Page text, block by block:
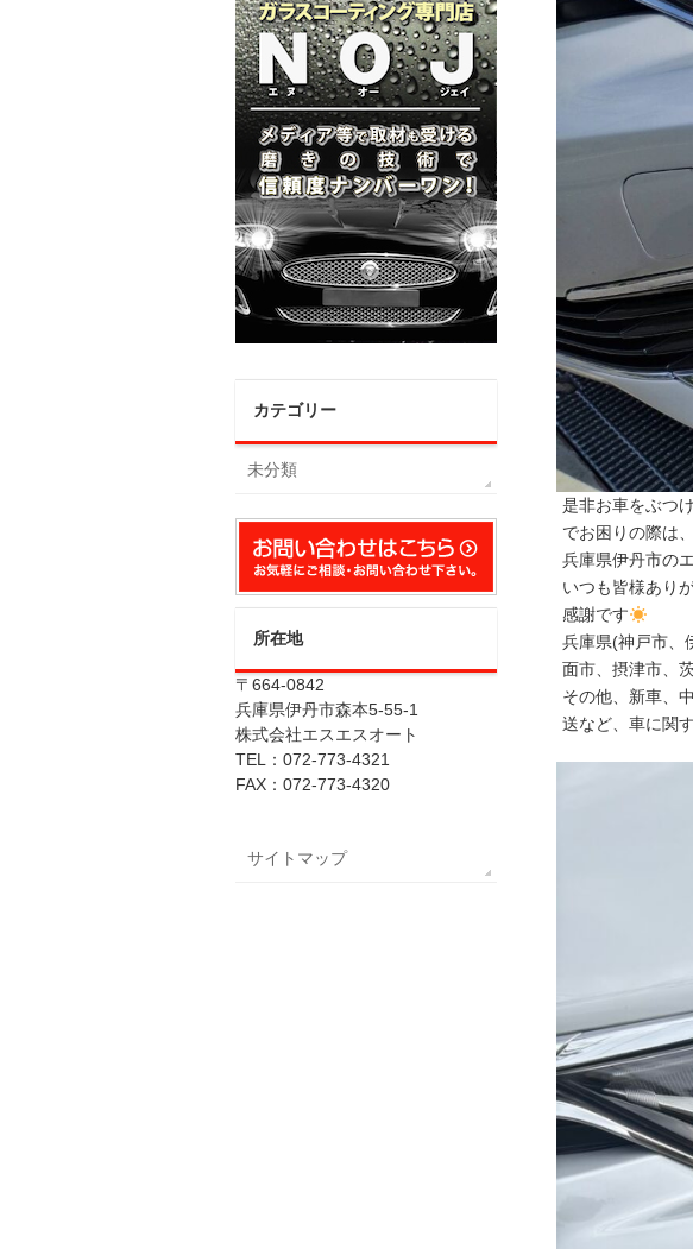
是非お車をぶつ
でお困りの際は、
兵庫県伊丹市の
いつも皆様あり
感謝です
兵庫県(神戸市、
面市、摂津市、
その他、新車、
送など、車に関
カテゴリー
未分類
所在地
〒664-0842
兵庫県伊丹市森本5-55-1
株式会社エスエスオート
TEL：072-773-4321
FAX：072-773-4320
サイトマップ